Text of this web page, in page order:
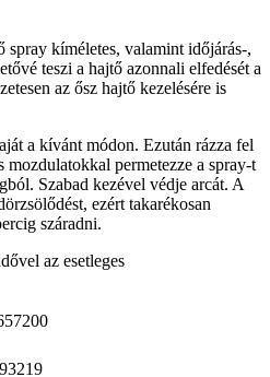
kíméletes, valamint időjárás-,
teszi a hajtő azonnali elfedését a
az ősz hajtő kezelésére is
a kívánt módon. Ezután rázza fel
mozdulatokkal permetezze a spray-t
Szabad kezével védje arcát. A
ezért takarékosan
száradni.
az esetleges